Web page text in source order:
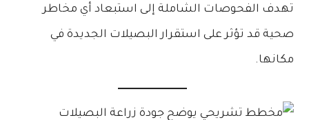
تهدف الفحوصات الشاملة إلى استبعاد أي مخاطر
صحية قد تؤثر على استقرار البصيلات الجديدة في
مكانها.